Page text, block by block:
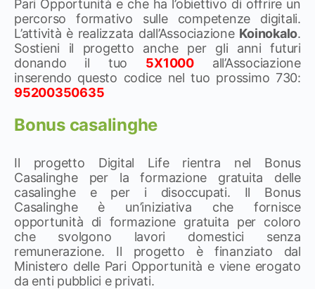
Pari Opportunità e che ha l’obiettivo di offrire un
percorso formativo sulle competenze digitali.
L’attività è realizzata dall’Associazione Koinokalo.
Sostieni il progetto anche per gli anni futuri
donando il tuo 5X1000
all’Associazione
inserendo questo codice nel tuo prossimo 730:
95200350635
Bonus casalinghe
Il progetto Digital Life rientra nel Bonus
Casalinghe per la formazione gratuita delle
casalinghe e per i disoccupati. Il Bonus
Casalinghe è un’iniziativa che fornisce
opportunità di formazione gratuita per coloro
che svolgono lavori domestici senza
remunerazione. Il progetto è finanziato dal
Ministero delle Pari Opportunità e viene erogato
da enti pubblici e privati.